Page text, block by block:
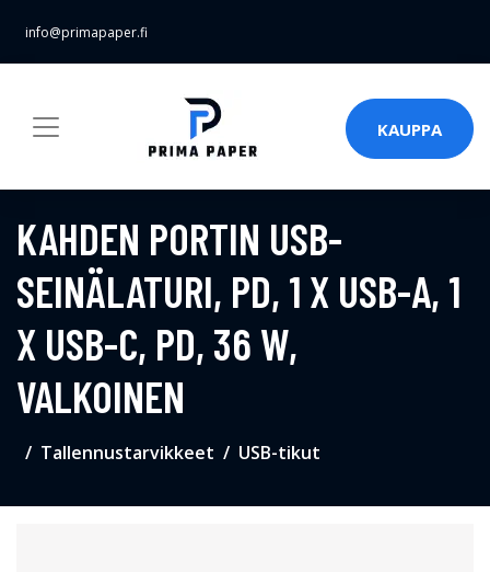
info@primapaper.fi
KAUPPA
KAHDEN PORTIN USB-
SEINÄLATURI, PD, 1 X USB-A, 1
X USB-C, PD, 36 W,
VALKOINEN
Tallennustarvikkeet USB-tikut